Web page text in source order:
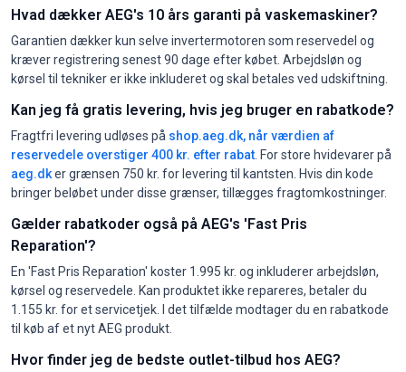
Hvad dækker AEG's 10 års garanti på vaskemaskiner?
Garantien dækker kun selve invertermotoren som reservedel og
kræver registrering senest 90 dage efter købet. Arbejdsløn og
kørsel til tekniker er ikke inkluderet og skal betales ved udskiftning.
Kan jeg få gratis levering, hvis jeg bruger en rabatkode?
Fragtfri levering udløses på shop.aeg.dk, når værdien af
reservedele overstiger 400 kr. efter rabat . For store hvidevarer på
aeg.dker grænsen 750 kr. for levering til kantsten. Hvis din kode
bringer beløbet under disse grænser, tillægges fragtomkostninger.
Gælder rabatkoder også på AEG's 'Fast Pris
Reparation'?
En 'Fast Pris Reparation' koster 1.995 kr. og inkluderer arbejdsløn,
kørsel og reservedele. Kan produktet ikke repareres, betaler du
1.155 kr. for et servicetjek. I det tilfælde modtager du en rabatkode
til køb af et nyt AEG produkt.
Hvor finder jeg de bedste outlet-tilbud hos AEG?